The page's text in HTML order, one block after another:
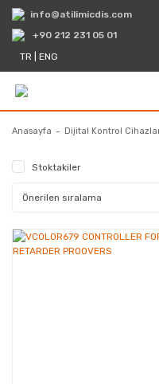
info@atilimicdis.com
+90 212 231 05 01
TR
ENG
Anasayfa Dijital Kontrol
Stoktakiler